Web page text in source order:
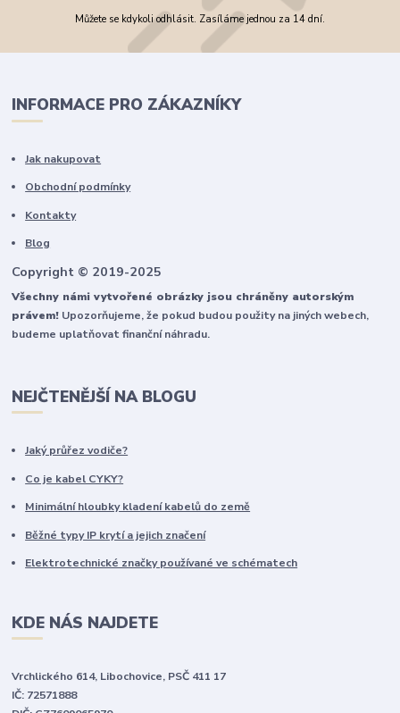
Můžete se kdykoli odhlásit. Zasíláme jednou za 14 dní.
INFORMACE PRO ZÁKAZNÍKY
Jak nakupovat
Obchodní podmínky
Kontakty
Blog
Copyright © 2019-2025
Všechny námi vytvořené obrázky jsou chráněny autorským
právem! Upozorňujeme, že pokud budou použity na jiných webech,
budeme uplatňovat finanční náhradu.
NEJČTENĚJŠÍ NA BLOGU
Jaký průřez vodiče?
Co je kabel CYKY?
Minimální hloubky kladení kabelů do země
Běžné typy IP krytí a jejich značení
Elektrotechnické značky používané ve schématech
KDE NÁS NAJDETE
Vrchlického 614, Libochovice, PSČ 411 17
IČ: 72571888